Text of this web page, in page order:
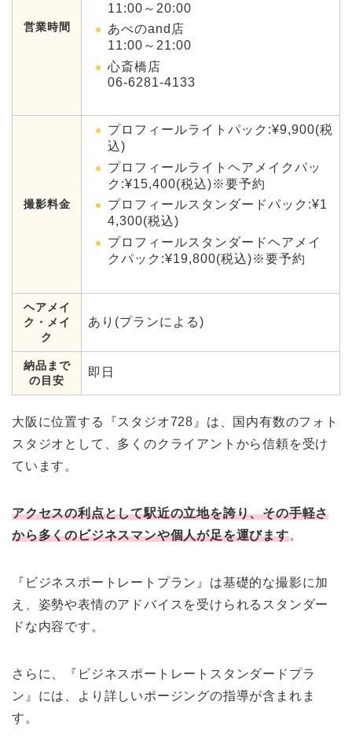
営業時間
11:00～20:00
あべのand店
11:00～21:00
心斎橋店
06-6281-4133
撮影料金
プロフィールライトパック:¥9,900(税
込)
プロフィールライトヘアメイクパッ
ク:¥15,400(税込)※要予約
プロフィールスタンダードパック:¥1
4,300(税込)
プロフィールスタンダードヘアメイ
クパック:¥19,800(税込)※要予約
ヘアメイ
ク・メイ
ク
あり(プランによる)
納品まで
の目安
即日
大阪に位置する『スタジオ728』は、国内有数のフォト
スタジオとして、多くのクライアントから信頼を受け
ています。
アクセスの利点として駅近の立地を誇り、その手軽さ
から多くのビジネスマンや個人が足を運びます。
『ビジネスポートレートプラン』は基礎的な撮影に加
え、姿勢や表情のアドバイスを受けられるスタンダー
ドな内容です。
さらに、『ビジネスポートレートスタンダードプラ
ン』には、より詳しいポージングの指導が含まれま
す。